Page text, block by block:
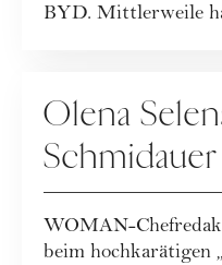
BYD. Mittlerweile
Olena
Ladies &
Summit in
WOMAN-
beim